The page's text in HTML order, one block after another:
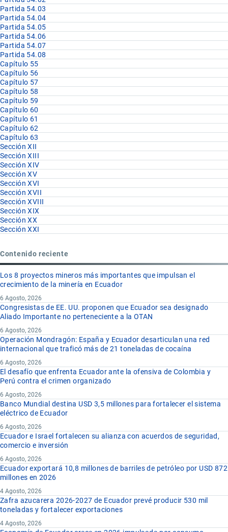
Partida 54.03
Partida 54.04
Partida 54.05
Partida 54.06
Partida 54.07
Partida 54.08
Capítulo 55
Capítulo 56
Capítulo 57
Capítulo 58
Capítulo 59
Capítulo 60
Capítulo 61
Capítulo 62
Capítulo 63
Sección XII
Sección XIII
Sección XIV
Sección XV
Sección XVI
Sección XVII
Sección XVIII
Sección XIX
Sección XX
Sección XXI
Contenido reciente
Los 8 proyectos mineros más importantes que impulsan el
crecimiento de la minería en Ecuador
6 Agosto, 2026
Congresistas de EE. UU. proponen que Ecuador sea designado
Aliado Importante no perteneciente a la OTAN
6 Agosto, 2026
Operación Mondragón: España y Ecuador desarticulan una red
internacional que traficó más de 21 toneladas de cocaína
6 Agosto, 2026
El desafío que enfrenta Ecuador ante la ofensiva de Colombia y
Perú contra el crimen organizado
6 Agosto, 2026
Banco Mundial destina USD 3,5 millones para fortalecer el sistema
eléctrico de Ecuador
6 Agosto, 2026
Ecuador e Israel fortalecen su alianza con acuerdos de seguridad,
comercio e inversión
6 Agosto, 2026
Ecuador exportará 10,8 millones de barriles de petróleo por USD 872
millones en 2026
4 Agosto, 2026
Zafra azucarera 2026-2027 de Ecuador prevé producir 530 mil
toneladas y fortalecer exportaciones
4 Agosto, 2026